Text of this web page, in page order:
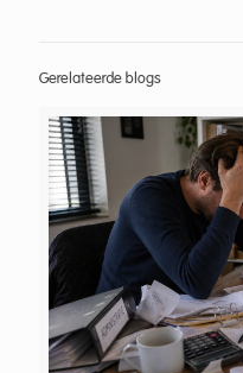
Gerelateerde blogs